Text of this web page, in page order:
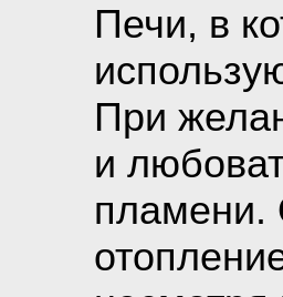
Печи, в
При
и
пламени.